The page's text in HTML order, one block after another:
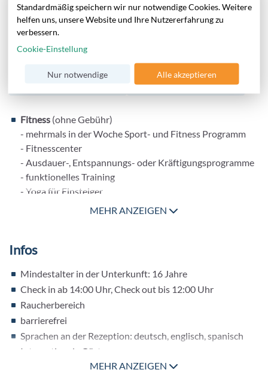
Weinprobe ohne Gebühr
einer Runde Darts, Billard oder Boccia (teils gegen Gebühr)
den Tag oder Abend gestalten.
Sport
Fitness (ohne Gebühr)
- mehrmals in der Woche Sport- und Fitness Programm
- Fitnesscenter
- Ausdauer-, Entspannungs- oder Kräftigungsprogramme
- funktionelles Training
- Yoga für Einsteiger
- Langhantel Training
- Bauch-Beine-Po
- Stretching
Ballsport
- Golf: gegen Gebühr, Golfplatz „
Loch
- Tischtennis
Outdoor
- Radsport (gegen Gebühr)
MEHR ANZEIGEN
Infos
Mindestalter in der Unterkunft: 16 Jahre
Check in ab 14:00 Uhr, Check out bis 12:00 Uhr
Raucherbereich
barrierefrei
Sprachen an der Rezeption: deutsch, englisch, spanisch
Internationale Gäste
Haustiere nicht erlaubtMEHR ANZEIGEN
Standardmäßig speichern wir nur notwendige Cookies. Weitere
helfen uns, unsere Website und Ihre Nutzererfahrung zu
verbessern.
Cookie-Einstellung
Nur notwendige Alle akzeptieren